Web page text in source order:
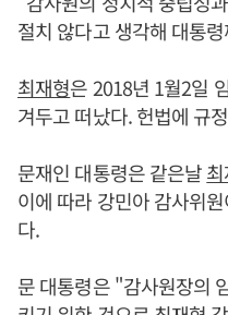
절치 않다고 생각해 대통
최재형은 2018년 1월2일
겨두고 떠났다. 헌법에 규
문재인 대통령은 같은날
이에 따라 강민아 감사위
다.
문 대통령은 "감사원장의